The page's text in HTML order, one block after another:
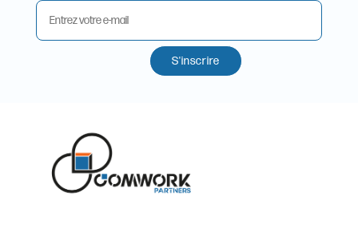
S'inscrire